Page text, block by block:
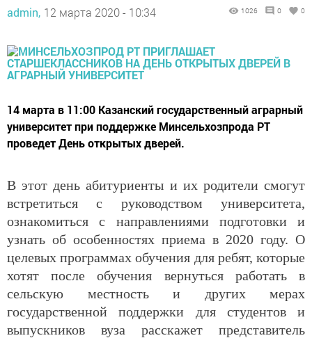
admin, 12 марта 2020 - 10:34 1026 0 0
14 марта в 11:00 Казанский государственный аграрный
университет при поддержке Минсельхозпрода РТ
проведет День открытых дверей.
В этот день абитуриенты и их родители смогут
встретиться с руководством университета,
ознакомиться с направлениями подготовки и
узнать об особенностях приема в 2020 году. О
целевых программах обучения для ребят, которые
хотят после обучения вернуться работать в
сельскую местность и других мерах
государственной поддержки для студентов и
выпускников вуза расскажет представитель